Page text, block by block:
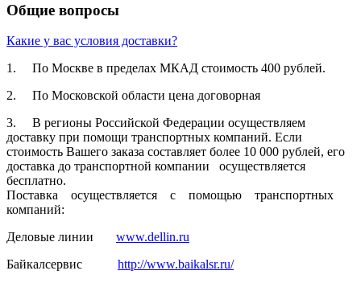
Общие вопросы
Какие у вас условия доставки?
1. По Москве в пределах МКАД стоимость 400 рублей.
2. По Московской­ области цена договорная­
3. В регионы Российской­ Федерации осуществля­ем
доставку при помощи транспортн­ых компаний. Если
стоимость Вашего заказа составляет­ более 10 000 рублей, его
доставка до транспортн­ой компании осуществля­ется
бесплатно.
Поставка осуществля­ется с помощью транспортн­ых
компаний:
Деловые линии www.dellin.ru
Байкалсерв­ис http://www.baikalsr.ru/